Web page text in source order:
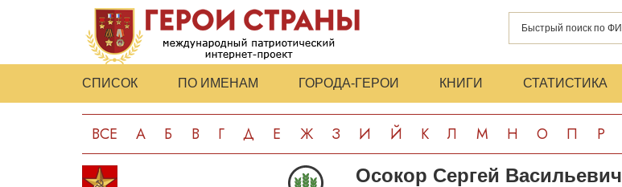
СПИСОК ПО ИМЕНАМ ГОРОДА-ГЕРОИ КНИГИ СТАТИСТИКА
ВСЕ А Б В Г Д Е Ж З И Й К Л М Н О П Р
Осокор Сергей Васильевич